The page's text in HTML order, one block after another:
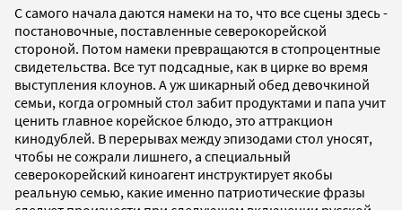
С самого начала даются намеки на то, что все сцены здесь -
постановочные, поставленные северокорейской
стороной. Потом намеки превращаются в стопроцентные
свидетельства. Все тут подсадные, как в цирке во время
выступления клоунов. А уж шикарный обед девочкиной
семьи, когда огромный стол забит продуктами и папа учит
ценить главное корейское блюдо, это аттракцион
кинодублей. В перерывах между эпизодами стол уносят,
чтобы не сожрали лишнего, а специальный
северокорейский киноагент инструктирует якобы
реальную семью, какие именно патриотические фразы